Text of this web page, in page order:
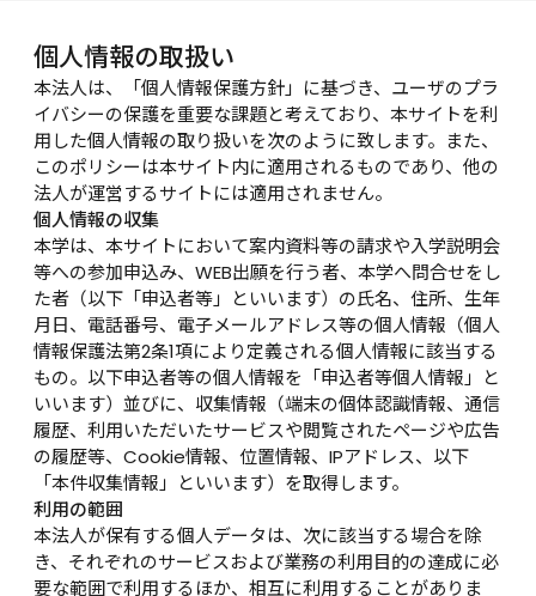
個人情報の取扱い
本法人は、「個人情報保護方針」に基づき、ユーザのプラ
イバシーの保護を重要な課題と考えており、本サイトを利
用した個人情報の取り扱いを次のように致します。また、
このポリシーは本サイト内に適用されるものであり、他の
法人が運営するサイトには適用されません。
個人情報の収集
本学は、本サイトにおいて案内資料等の請求や入学説明会
等への参加申込み、WEB出願を行う者、本学へ問合せをし
た者（以下「申込者等」といいます）の氏名、住所、生年
月日、電話番号、電子メールアドレス等の個人情報（個人
情報保護法第2条1項により定義される個人情報に該当する
もの。以下申込者等の個人情報を「申込者等個人情報」と
いいます）並びに、収集情報（端末の個体認識情報、通信
履歴、利用いただいたサービスや閲覧されたページや広告
の履歴等、Cookie情報、位置情報、IPアドレス、以下
「本件収集情報」といいます）を取得します。
利用の範囲
本法人が保有する個人データは、次に該当する場合を除
き、それぞれのサービスおよび業務の利用目的の達成に必
要な範囲で利用するほか、相互に利用することがありま